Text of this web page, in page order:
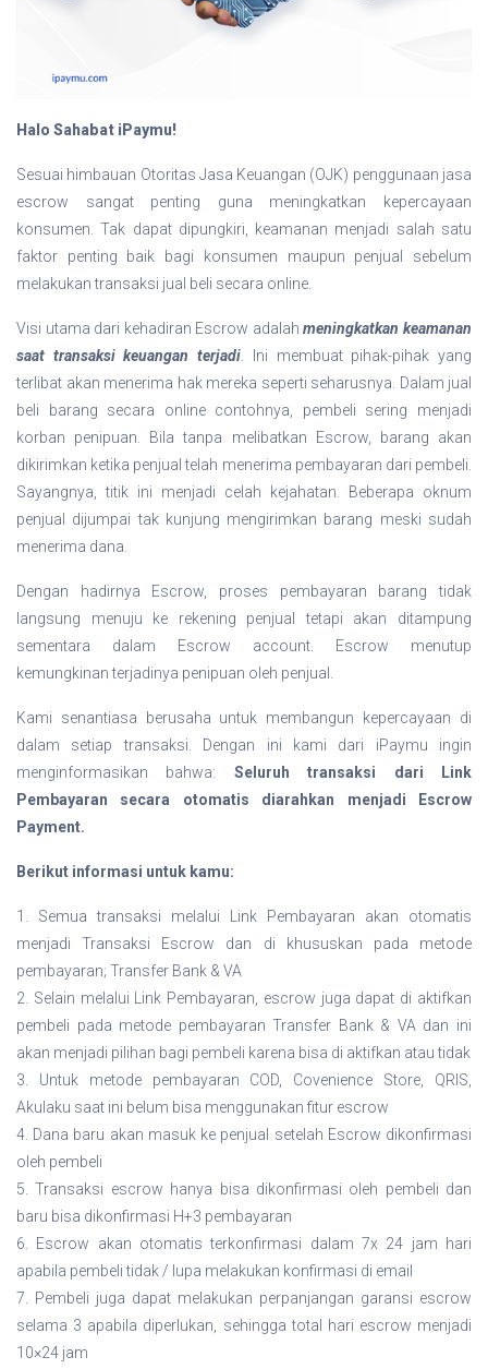
Halo Sahabat iPaymu!
Sesuai himbauan Otoritas Jasa Keuangan (OJK) penggunaan jasa
escrow sangat penting guna meningkatkan kepercayaan
konsumen. Tak dapat dipungkiri, keamanan menjadi salah satu
faktor penting baik bagi konsumen maupun penjual sebelum
melakukan transaksi jual beli secara online.
Visi utama dari kehadiran Escrow adalahmeningkatkan keamanan
saat transaksi keuangan terjadi . Ini membuat pihak-pihak yang
terlibat akan menerima hak mereka seperti seharusnya. Dalam jual
beli barang secara online contohnya, pembeli sering menjadi
korban penipuan. Bila tanpa melibatkan Escrow, barang akan
dikirimkan ketika penjual telah menerima pembayaran dari pembeli.
Sayangnya, titik ini menjadi celah kejahatan. Beberapa oknum
penjual dijumpai tak kunjung mengirimkan barang meski sudah
menerima dana.
Dengan hadirnya Escrow, proses pembayaran barang tidak
langsung menuju ke rekening penjual tetapi akan ditampung
sementara dalam Escrow account. Escrow menutup
kemungkinan terjadinya penipuan oleh penjual.
Kami senantiasa berusaha untuk membangun kepercayaan di
dalam setiap transaksi. Dengan ini kami dari iPaymu ingin
menginformasikan bahwa: Seluruh transaksi dari Link
Pembayaran secara otomatis diarahkan menjadi Escrow
Payment.
Berikut informasi untuk kamu:
1. Semua transaksi melalui Link Pembayaran akan otomatis
menjadi Transaksi Escrow dan di khususkan pada metode
pembayaran; Transfer Bank & VA
2. Selain melalui Link Pembayaran, escrow juga dapat di aktifkan
pembeli pada metode pembayaran Transfer Bank & VA dan ini
akan menjadi pilihan bagi pembeli karena bisa di aktifkan atau tidak
3. Untuk metode pembayaran COD, Covenience Store, QRIS,
Akulaku saat ini belum bisa menggunakan fitur escrow
4. Dana baru akan masuk ke penjual setelah Escrow dikonfirmasi
oleh pembeli
5. Transaksi escrow hanya bisa dikonfirmasi oleh pembeli dan
baru bisa dikonfirmasi H+3 pembayaran
6. Escrow akan otomatis terkonfirmasi dalam 7x 24 jam hari
apabila pembeli tidak / lupa melakukan konfirmasi di email
7. Pembeli juga dapat melakukan perpanjangan garansi escrow
selama 3 apabila diperlukan, sehingga total hari escrow menjadi
10×24 jam